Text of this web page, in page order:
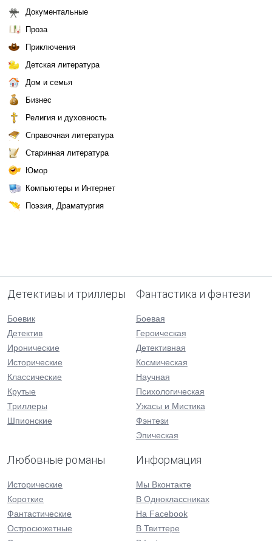
Документальные
Проза
Приключения
Детская литература
Дом и семья
Бизнес
Религия и духовность
Справочная литература
Старинная литература
Юмор
Компьютеры и Интернет
Поэзия, Драматургия
Детективы и триллеры
Боевик
Детектив
Иронические
Исторические
Классические
Крутые
Триллеры
Шпионские
Фантастика и фэнтези
Боевая
Героическая
Детективная
Космическая
Научная
Психологическая
Ужасы и Мистика
Фэнтези
Эпическая
Любовные романы
Исторические
Короткие
Фантастические
Остросюжетные
Информация
Мы Вконтакте
В Одноклассниках
На Facebook
В Твиттере